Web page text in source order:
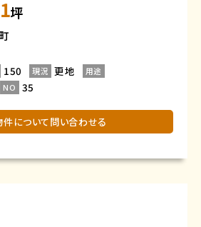
坪
150 現況 更地 用途
NO 35
件について問い合わせる